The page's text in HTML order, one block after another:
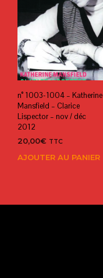
n° 1003-1004 – Katherine
Mansfield – Clarice
Lispector – nov / déc
2012
20,00€ TTC
AJOUTER AU PANIER